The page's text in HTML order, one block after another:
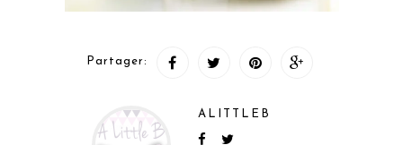
Partager:
ALITTLEB